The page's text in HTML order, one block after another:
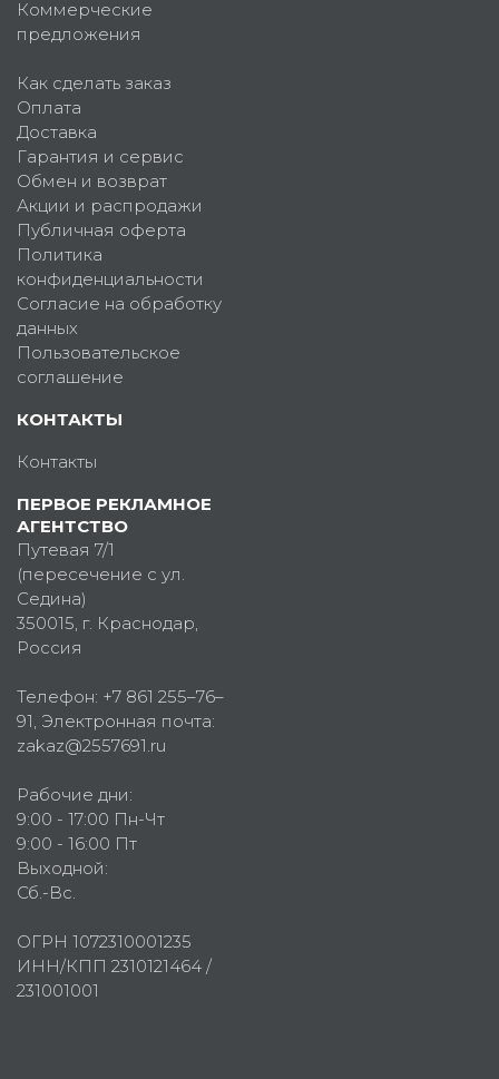
Коммерческие
предложения
Как сделать заказ
Оплата
Доставка
Гарантия и сервис
Обмен и возврат
Акции и распродажи
Публичная оферта
Политика
конфиденциальности
Согласие на обработку
данных
Пользовательское
соглашение
КОНТАКТЫ
Контакты
ПЕРВОЕ РЕКЛАМНОЕ
АГЕНТСТВО
Путевая 7/1
(пересечение с ул.
Седина)
350015 , г. Краснодар,
Россия
Телефон: +7 861 255–76–
91 , Электронная почта:
zakaz@2557691.ru
Рабочие дни:
9:00 - 17:00 Пн-Чт
9:00 - 16:00 Пт
Выходной:
Сб.-Вс.
ОГРН 1072310001235
ИНН/КПП 2310121464 /
231001001